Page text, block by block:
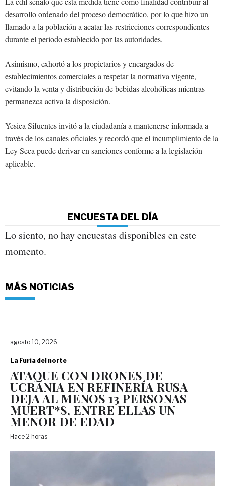
desarrollo ordenado del proceso democrático, por lo que hizo un
llamado a la población a acatar las restricciones correspondientes
durante el periodo establecido por las autoridades.
Asimismo, exhortó a los propietarios y encargados de
establecimientos comerciales a respetar la normativa vigente,
evitando la venta y distribución de bebidas alcohólicas mientras
permanezca activa la disposición.
Yesica Sifuentes invitó a la ciudadanía a mantenerse informada a
través de los canales oficiales y recordó que el incumplimiento de la
Ley Seca puede derivar en sanciones conforme a la legislación
aplicable.
ENCUESTA DEL DÍA
Lo siento, no hay encuestas disponibles en este
momento.
MÁS NOTICIAS
agosto 10, 2026
La Furia del norte
ATAQUE CON DRONES DE
UCRANIA EN REFINERÍA RUSA
DEJA AL MENOS 13 PERSONAS
MUERT*S, ENTRE ELLAS UN
MENOR DE EDAD
Hace 2 horas